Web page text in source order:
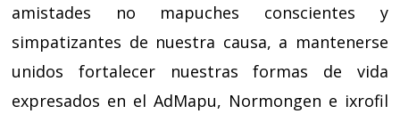
amistades no mapuches conscientes y
simpatizantes de nuestra causa, a mantenerse
unidos fortalecer nuestras formas de vida
expresados en el AdMapu, Normongen e ixrofil